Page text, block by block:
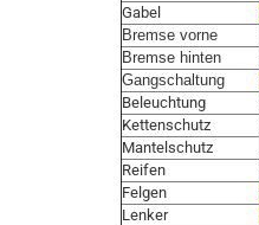
Gabel
Bremse vorne
Bremse hinten
Gangschaltung
Beleuchtung
Kettenschutz
Mantelschutz
Reifen
Felgen
Lenker